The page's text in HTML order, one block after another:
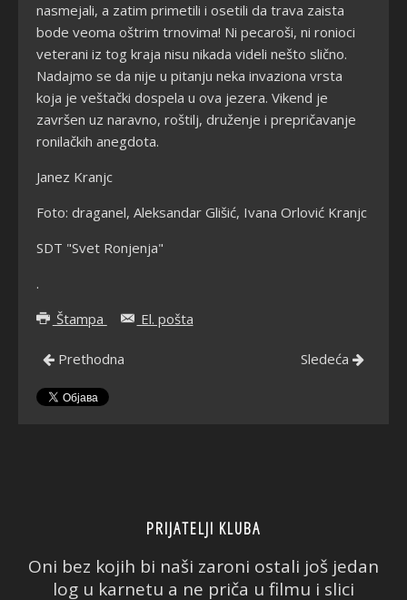
nasmejali, a zatim primetili i osetili da trava zaista
bode veoma oštrim trnovima! Ni pecaroši, ni ronioci
veterani iz tog kraja nisu nikada videli nešto slično.
Nadajmo se da nije u pitanju neka invaziona vrsta
koja je veštački dospela u ova jezera. Vikend je
završen uz naravno, roštilj, druženje i prepričavanje
ronilačkih anegdota.
Janez Kranjc
Foto: draganel, Aleksandar Glišić, Ivana Orlović Kranjc
SDT "Svet Ronjenja"
.
Štampa
El. pošta
Prethodna Sledeća
PRIJATELJI KLUBA
Oni bez kojih bi naši zaroni ostali još jedan
log u karnetu a ne priča u filmu i slici